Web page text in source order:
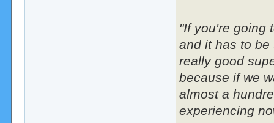
"If you're going
and it has to
really good
because if we
almost a
experiencing